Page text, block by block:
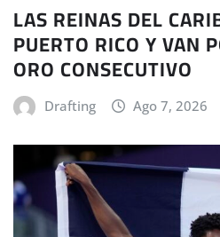
LAS REINAS DEL
PUERTO RICO Y VAN
ORO CONSECUTIVO
Drafting Ago 7, 2026